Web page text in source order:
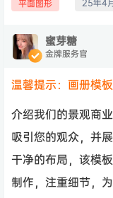
平面图形 25年4
蜜芽糖
金牌服务官
温馨提示：画册模
介绍我们的景观商
吸引您的观众，并
干净的布局，该模
制作，注重细节，